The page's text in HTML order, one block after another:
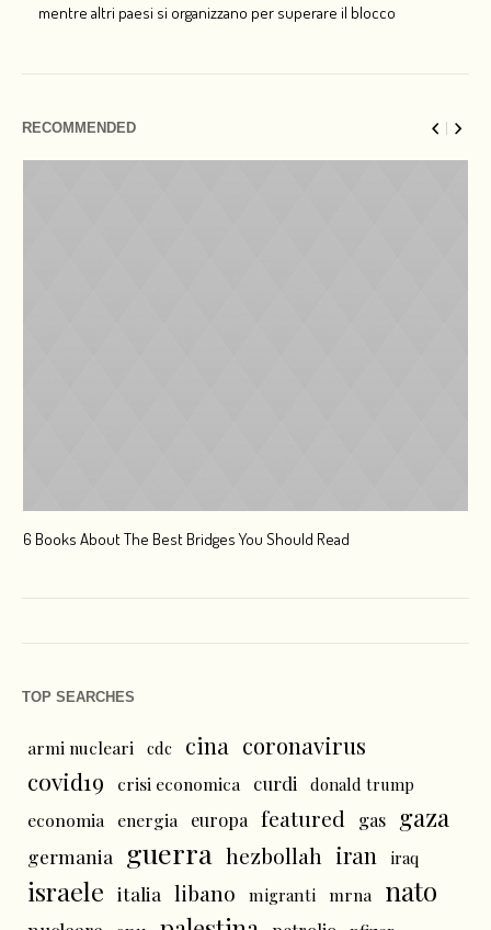
mentre altri paesi si organizzano per superare il blocco
RECOMMENDED
6 Books About The Best Bridges You Should Read
TOP SEARCHES
armi nucleari cdc cina coronavirus
covid19 crisi economica curdi donald trump
economia energia europa featured gas gaza
germania guerra hezbollah iran iraq
israele italia libano migranti mrna nato